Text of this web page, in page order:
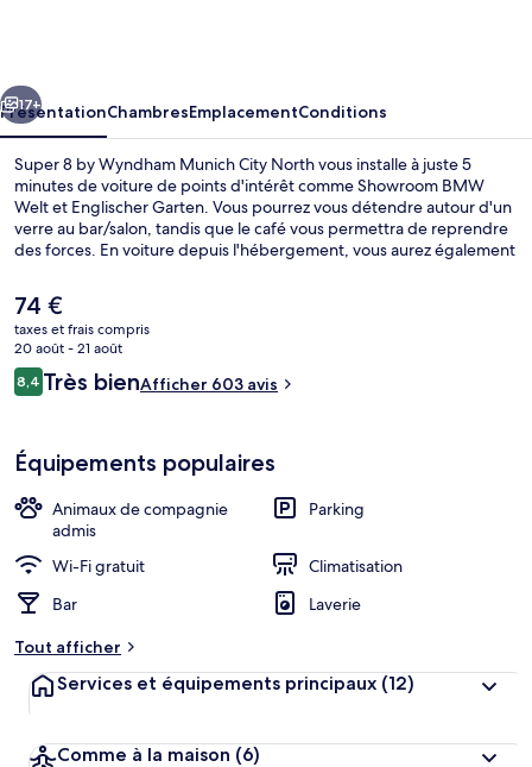
Munich
City
North
Suivant
17+
PrésentationChambresEmplacementConditions
Super 8 by Wyndham Munich City North vous installe à juste 5
minutes de voiture de points d'intérêt comme Showroom BMW
Welt et Englischer Garten. Vous pourrez vous détendre autour d'un
verre au bar/salon, tandis que le café vous permettra de reprendre
des forces. En voiture depuis l'hébergement, vous aurez également
autres voyageurs ne tarissent pas d'éloges en ce qui concerne le
personnel attentionné. L'hébergement se situe à une très courte
distance à pied des transports publics : Arrêt de tram Schwabing
Nord se trouve à 3 min et Arrêt de tram Domagkstraße, à 7 min.
Le
prix
actuel
est
de
74 €
taxes et frais compris
20 août - 21 août
Avis
voyageurs
8,48,4 sur 10
Très bienAfficher 603 avis
Équipements populaires
Animaux de compagnie
admis
Parking
Wi-Fi gratuit
Climatisation
Bar
Laverie
Tout afficher
Services et équipements principaux (12)
Comme à la maison (6)